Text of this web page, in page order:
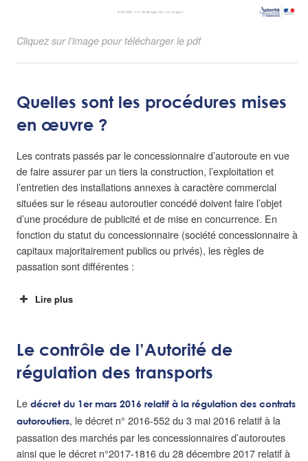
Cliquez sur l’image pour télécharger le pdf
Quelles sont les procédures mises
en œuvre ?
Les contrats passés par le concessionnaire d’autoroute en vue
de faire assurer par un tiers la construction, l’exploitation et
l’entretien des installations annexes à caractère commercial
situées sur le réseau autoroutier concédé doivent faire l’objet
d’une procédure de publicité et de mise en concurrence. En
fonction du statut du concessionnaire (société concessionnaire à
capitaux majoritairement publics ou privés), les règles de
passation sont différentes :
Lire plus
Le contrôle de l’Autorité de
régulation des transports
Le décret du 1er mars 2016 relatif à la régulation des contrats
autoroutiers, le décret n° 2016-552 du 3 mai 2016 relatif à la
passation des marchés par les concessionnaires d’autoroutes
ainsi que le décret n°2017-1816 du 28 décembre 2017 relatif à